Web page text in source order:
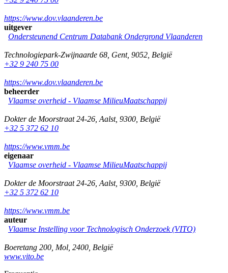
https://www.dov.vlaanderen.be
uitgever
Ondersteunend Centrum Databank Ondergrond Vlaanderen
Technologiepark-Zwijnaarde 68 Gent, 9052 België
+32 9 240 75 00
https://www.dov.vlaanderen.be
beheerder
Vlaamse overheid - Vlaamse MilieuMaatschappij
Dokter de Moorstraat 24-26 Aalst, 9300 België
+32 5 372 62 10
https://www.vmm.be
eigenaar
Vlaamse overheid - Vlaamse MilieuMaatschappij
Dokter de Moorstraat 24-26 Aalst, 9300 België
+32 5 372 62 10
https://www.vmm.be
auteur
Vlaamse Instelling voor Technologisch Onderzoek (VITO)
Boeretang 200 Mol 2400 België
www.vito.be